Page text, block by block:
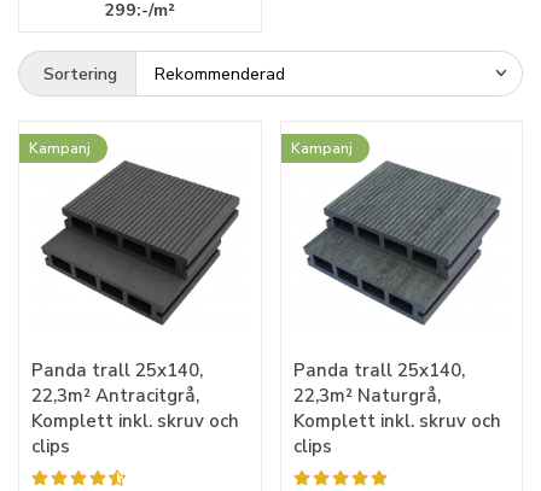
299:-/m²
Sortering
Kampanj
Panda trall 25x140,
22,3m² Antracitgrå,
Komplett inkl. skruv och
clips
Kampanj
Panda trall 25x140,
22,3m² Naturgrå,
Komplett inkl. skruv och
clips